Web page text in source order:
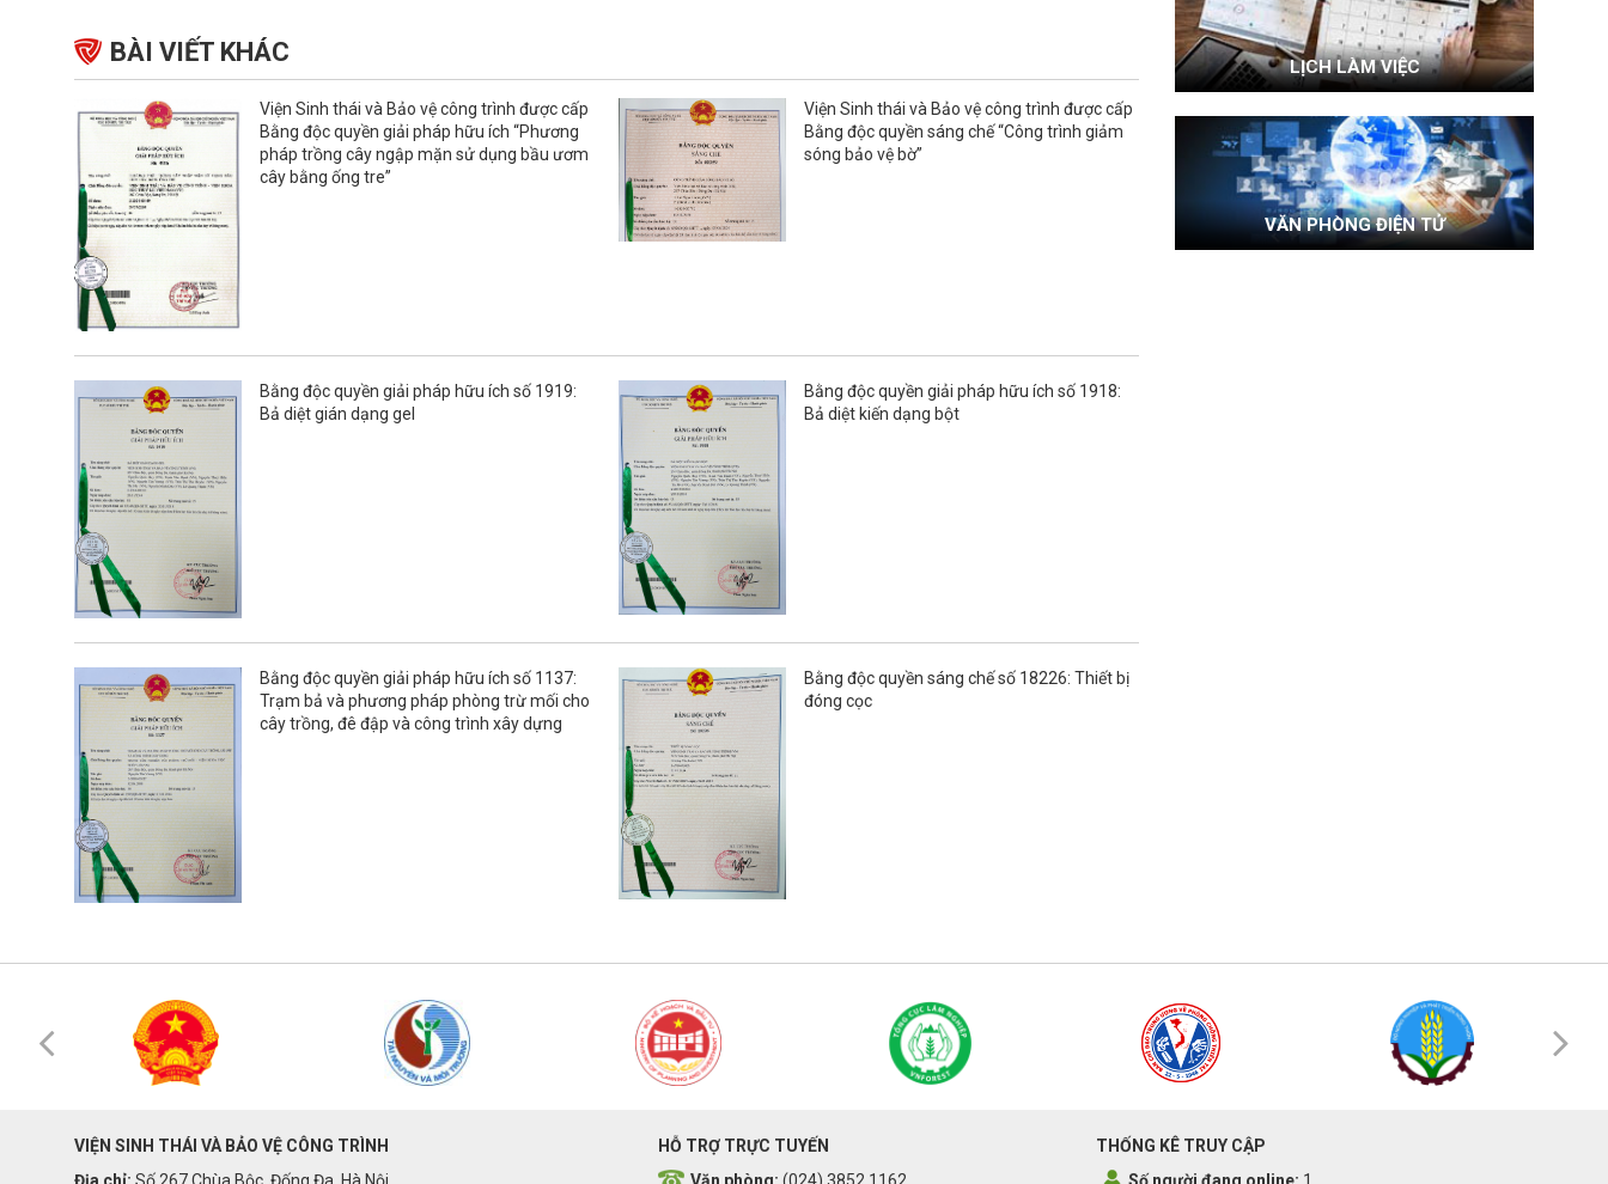
BÀI VIẾT KHÁC
Viện Sinh thái và Bảo vệ công trình được cấp
Bằng độc quyền giải pháp hữu ích “Phương
pháp trồng cây ngập mặn sử dụng bầu ươm
cây bằng ống tre”
Viện Sinh thái và Bảo vệ công trình được cấp
Bằng độc quyền sáng chế “Công trình giảm
sóng bảo vệ bờ”
Bằng độc quyền giải pháp hữu ích số 1919:
Bả diệt gián dạng gel
Bằng độc quyền giải pháp hữu ích số 1918:
Bả diệt kiến dạng bột
Bằng độc quyền giải pháp hữu ích số 1137:
Trạm bả và phương pháp phòng trừ mối cho
cây trồng, đê đập và công trình xây dựng
Bằng độc quyền sáng chế số 18226: Thiết bị
đóng cọc
LỊCH LÀM VIỆC
VĂN PHÒNG ĐIỆN TỬ
VIỆN SINH THÁI VÀ BẢO VỆ CÔNG TRÌNH
HỖ TRỢ TRỰC TUYẾN
THỐNG KÊ TRUY CẬP